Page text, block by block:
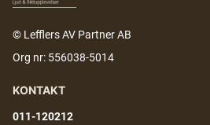
© Lefflers AV Partner AB
Org nr: 556038-5014
KONTAKT
011-120212